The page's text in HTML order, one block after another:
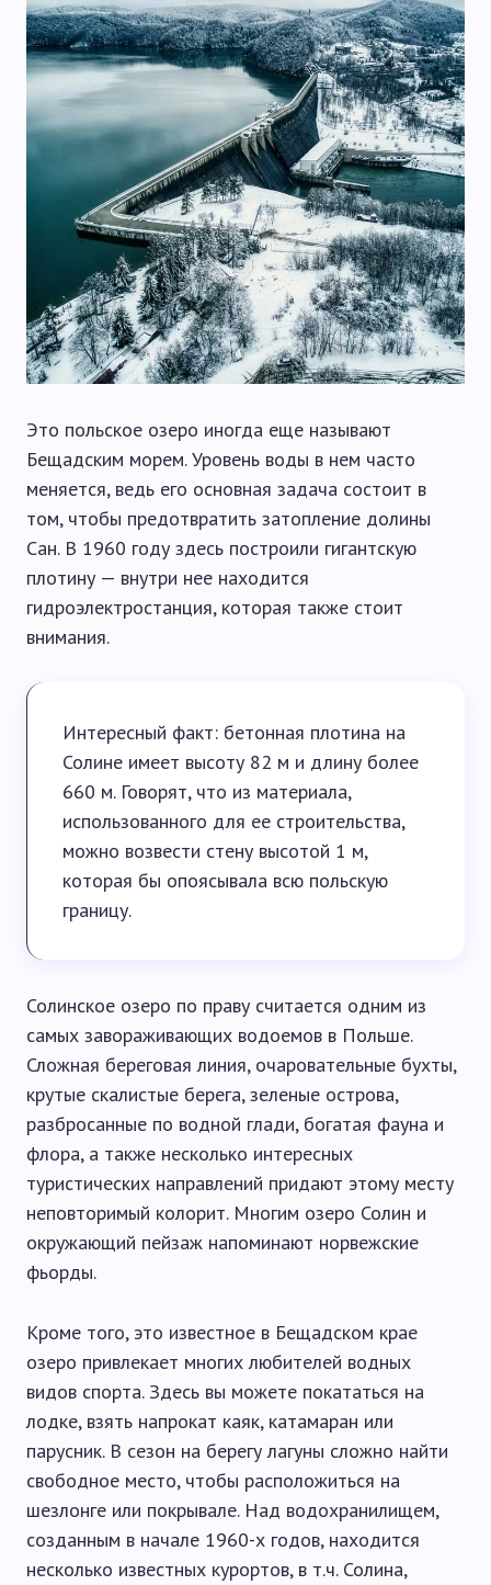
Это польское озеро иногда еще называют
Бещадским морем. Уровень воды в нем часто
меняется, ведь его основная задача состоит в
том, чтобы предотвратить затопление долины
Сан. В 1960 году здесь построили гигантскую
плотину — внутри нее находится
гидроэлектростанция, которая также стоит
внимания.
Интересный факт: бетонная плотина на
Солине имеет высоту 82 м и длину более
660 м. Говорят, что из материала,
использованного для ее строительства,
можно возвести стену высотой 1 м,
которая бы опоясывала всю польскую
границу.
Солинское озеро по праву считается одним из
самых завораживающих водоемов в Польше.
Сложная береговая линия, очаровательные бухты,
крутые скалистые берега, зеленые острова,
разбросанные по водной глади, богатая фауна и
флора, а также несколько интересных
туристических направлений придают этому месту
неповторимый колорит. Многим озеро Солин и
окружающий пейзаж напоминают норвежские
фьорды.
Кроме того, это известное в Бещадском крае
озеро привлекает многих любителей водных
видов спорта. Здесь вы можете покататься на
лодке, взять напрокат каяк, катамаран или
парусник. В сезон на берегу лагуны сложно найти
свободное место, чтобы расположиться на
шезлонге или покрывале. Над водохранилищем,
созданным в начале 1960-х годов, находится
несколько известных курортов, в т.ч. Солина,